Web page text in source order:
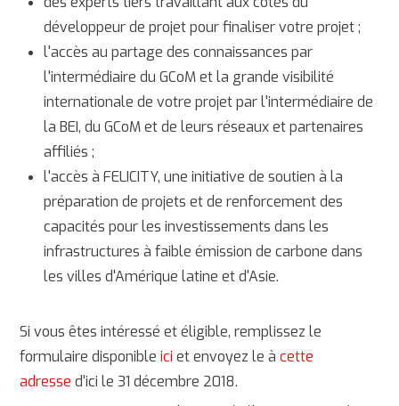
développeur de projet pour finaliser votre projet ;
l'accès au partage des connaissances par
l'intermédiaire du GCoM et la grande visibilité
internationale de votre projet par l'intermédiaire de
la BEI, du GCoM et de leurs réseaux et partenaires
affiliés ;
l'accès à FELICITY, une initiative de soutien à la
préparation de projets et de renforcement des
capacités pour les investissements dans les
infrastructures à faible émission de carbone dans
les villes d'Amérique latine et d'Asie.
Si vous êtes intéressé et éligible, remplissez le
formulaire disponibleici et envoyez le àcette
adressed'ici le 31 décembre 2018.